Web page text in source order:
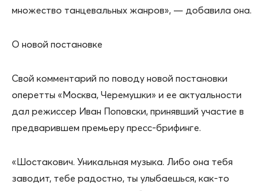
множество танцевальных жанров», — добавила она.
О новой постановке
Свой комментарий по поводу новой постановки
оперетты «Москва, Черемушки» и ее актуальности
дал режиссер Иван Поповски, принявший участие в
предварившем премьеру пресс-брифинге.
«Шостакович. Уникальная музыка. Либо она тебя
заводит, тебе радостно, ты улыбаешься, как-то